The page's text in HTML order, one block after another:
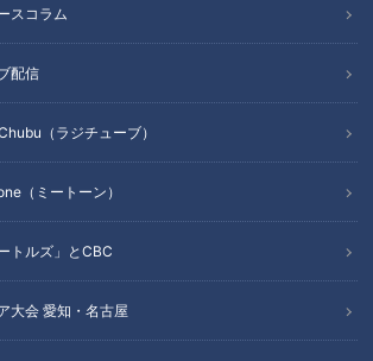
スコラム
配信
（ラジチューブ）
（ミートーン）
トルズ」とCBC
大会 愛知・名古屋
あなたへのおすすめ
にも注目…
ラグビー
高校女子
は…。
がアイデア満載